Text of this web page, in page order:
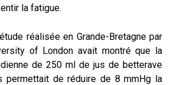
la fatigue.
réalisée en Grande-Bretagne par
of London avait montré que la
de 250 ml de jus de betterave
permettait de réduire de 8 mmHg la